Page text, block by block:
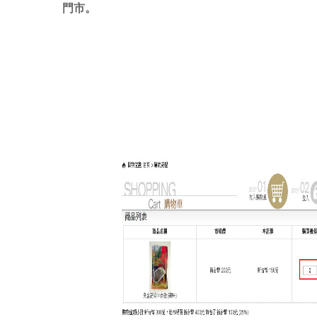
門市。